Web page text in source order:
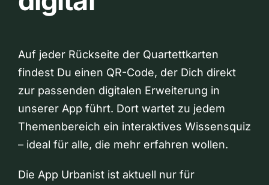
Auf jeder Rückseite der Quartettkarten
findest Du einen QR-Code, der Dich direkt
zur passenden digitalen Erweiterung in
unserer App führt. Dort wartet zu jedem
Themenbereich ein interaktives Wissensquiz
– ideal für alle, die mehr erfahren wollen.
Die App Urbanist ist aktuell nur für